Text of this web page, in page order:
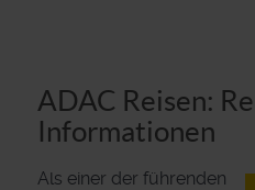
ADAC Reisen:
Informationen
Als einer der führenden